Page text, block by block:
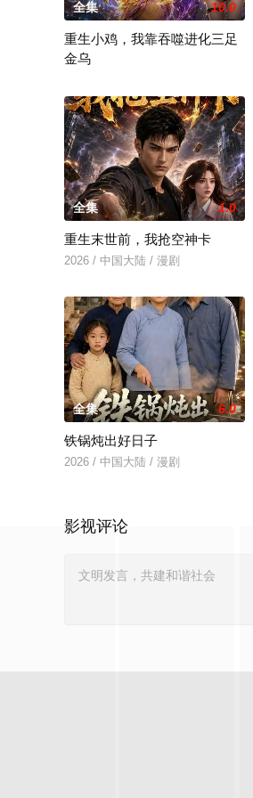
全集 10.0
重生小鸡，我靠吞噬进化三足
金乌
全集 1.0
重生末世前，我抢空神卡
2026 / 中国大陆 / 漫剧
全集 6.0
铁锅炖出好日子
2026 / 中国大陆 / 漫剧
影视评论